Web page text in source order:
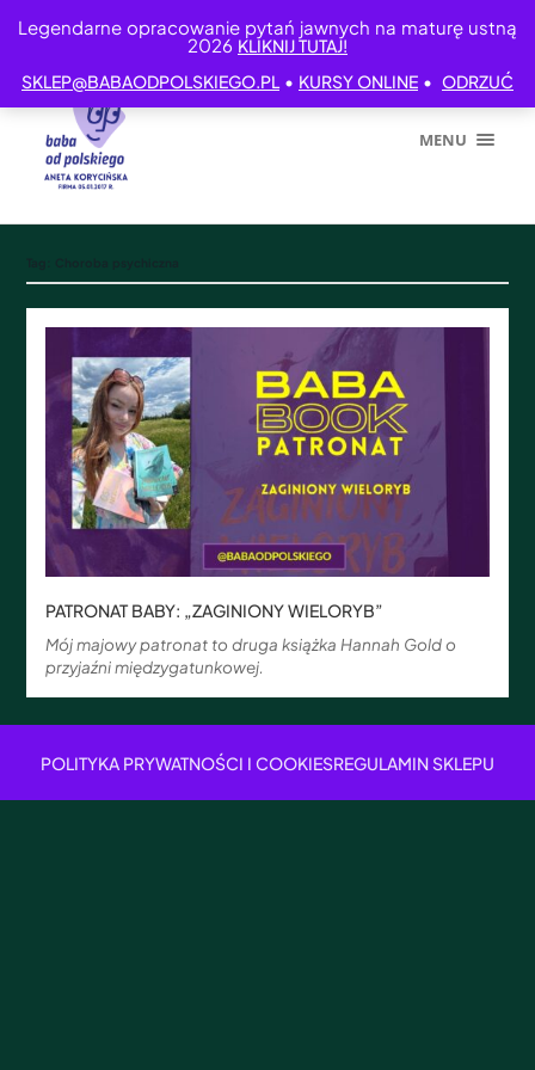
Legendarne opracowanie pytań jawnych na maturę ustną
2026 KLIKNIJ TUTAJ!
SKLEP@BABAODPOLSKIEGO.PL • KURSY ONLINE • ODRZUĆ
MENU
PATRONAT BABY: „ZAGINIONY WIELORYB”
Mój majowy patronat to druga książka Hannah Gold o
przyjaźni międzygatunkowej.
POLITYKA PRYWATNOŚCI I COOKIESREGULAMIN SKLEPU